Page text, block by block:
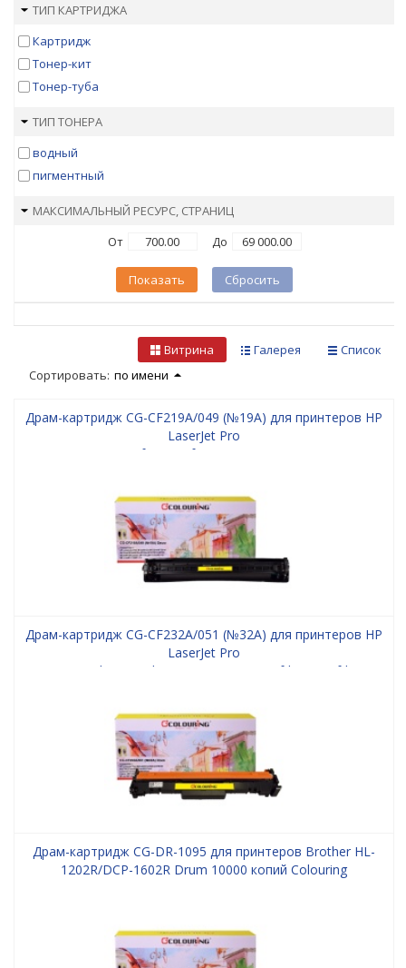
ТИП КАРТРИДЖА
Картридж
Тонер-кит
Тонер-туба
ТИП ТОНЕРА
водный
пигментный
МАКСИМАЛЬНЫЙ РЕСУРС, СТРАНИЦ
От
До
Показать Сбросить
Список
Галерея
Витрина
Сортировать: по имени
Драм-картридж CG-CF219A/049 (№19A) для принтеров HP
LaserJet Pro
M132/M132a/M132fn/M132fw/M132nw/M104/M104a/
Драм-картридж CG-CF232A/051 (№32A) для принтеров HP
LaserJet Pro
M203/M203dn/M203dw/M206/M227/M227fdn/M227fdw/
Драм-картридж CG-DR-1095 для принтеров Brother HL-
1202R/DCP-1602R Drum 10000 копий Colouring